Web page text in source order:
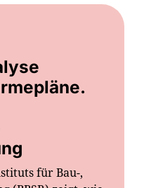
für Bau-,